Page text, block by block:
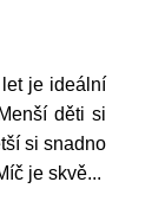
je ideální
děti si
si snadno
je skvě...